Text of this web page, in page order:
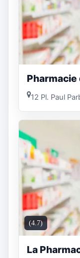
12 Pl. Paul
(4.7)
La